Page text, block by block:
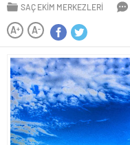
SAÇ EKIM MERKEZLERI
A+ A-